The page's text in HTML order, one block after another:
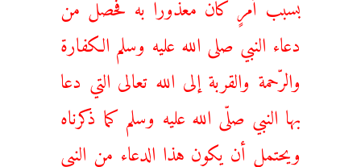
دعاء النبي صلى الله عليه وسلم الكفارة
والرّحمة والقربة إلى الله تعالى التي دعا
بها النبي صلّى الله عليه وسلم كما ذكرناه
ويحتمل أن يكون هذا الدعاء من النبي